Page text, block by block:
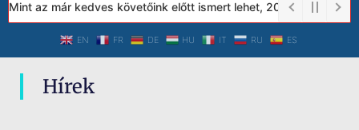
az már kedves követőink előtt ismert lehet, 2023-tól a
EN FR DE HU IT RU ES
Hírek